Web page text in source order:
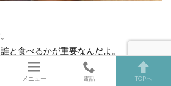
と食べるかが重要なんだよ。
んなさい）
メニュー 電話 TOPへ